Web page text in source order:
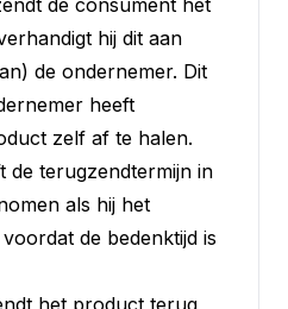
de consument het
hij dit aan
de ondernemer. Dit
heeft
zelf af te halen.
de terugzendtermijn in
als hij het
de bedenktijd is
het product terug